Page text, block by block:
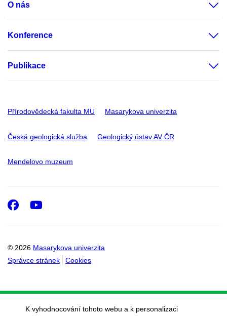
O nás
Konference
Publikace
Přírodovědecká fakulta MU Masarykova univerzita
Česká geologická služba Geologický ústav AV ČR
Mendelovo muzeum
© 2026 Masarykova univerzita
Správce stránek
Cookies
Facebook
K vyhodnocování tohoto webu a k personalizaci